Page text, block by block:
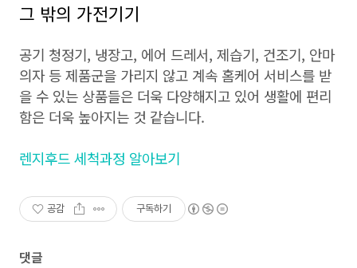
그 밖의 가전기기
공기 청정기, 냉장고, 에어 드레서, 제습기, 건조기, 안마
의자 등 제품군을 가리지 않고 계속 홈케어 서비스를 받
을 수 있는 상품들은 더욱 다양해지고 있어 생활에 편리
함은 더욱 높아지는 것 같습니다.
렌지후드 세척과정 알아보기
공감 구독하기
댓글